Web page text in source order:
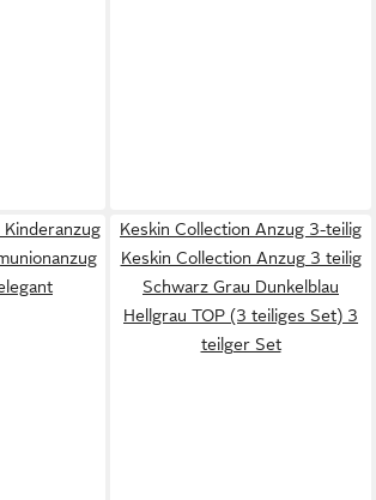
Kinderanzug
Keskin Collection Anzug 3-teilig
Keskin Collection Anzug 3 teilig
Schwarz Grau Dunkelblau
Hellgrau TOP (3 teiliges Set) 3
teilger Set